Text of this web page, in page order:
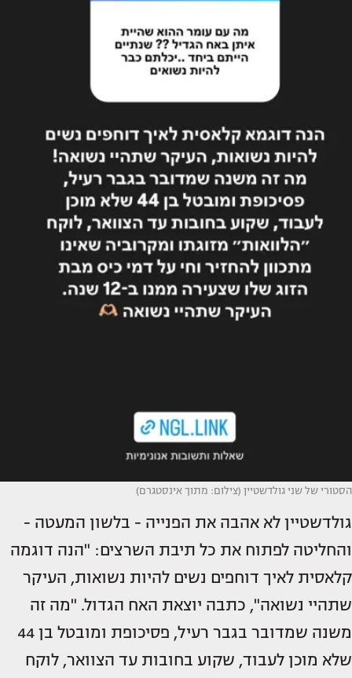
הסטורי של שני גולדשטיין (צילום: מתוך אינסטגרם)
גולדשטיין לא אהבה את הפנייה - בלשון המעטה -
והחליטה לפתוח את כל תיבת השרצים: "הנה דוגמה
קלאסית לאיך דוחפים נשים להיות נשואות, העיקר
שתהיי נשואה", כתבה יוצאת האח הגדול. "מה זה
משנה שמדובר בגבר רעיל, פסיכופת ומובטל בן 44
שלא מוכן לעבוד, שקוע בחובות עד הצוואר, לוקח